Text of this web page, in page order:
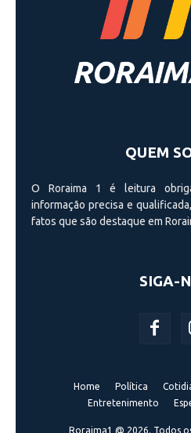
QUEM
O Roraima 1 é leitura
informação precisa e
fatos que são destaque em
SIGA-
Home Política
Entretenimento
Roraima1 @ 2026. Todos